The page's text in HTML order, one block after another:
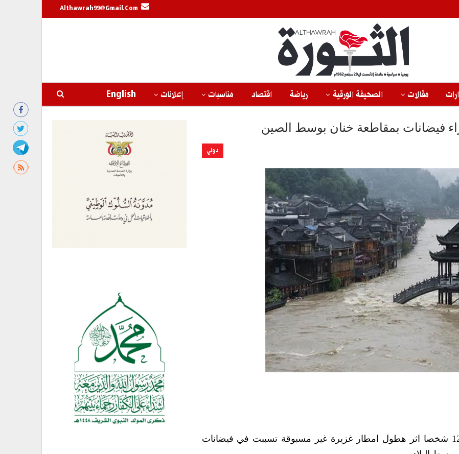
Althawrah99@gmail.com
مقالات الصحيفة الورقية رياضة اقتصاد مناسبات إعلانات English
دولي
أعلنت السلطات الصينية اليوم الأربعاء مصرع 12 شخصا اثر هطول امطار غزيرة غير مسبوقة تسببت في فيضانات